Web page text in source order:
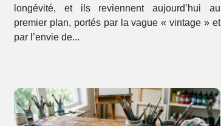
longévité, et ils reviennent aujourd’hui au
premier plan, portés par la vague « vintage » et
par l’envie de...